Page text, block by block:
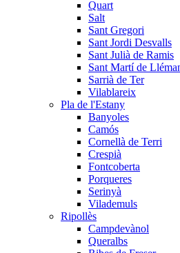
Quart
Salt
Sant Gregori
Sant Jordi Desvalls
Sant Julià de Ramis
Sant Martí de
Sarrià de Ter
Vilablareix
Pla de l'Estany
Banyoles
Camós
Cornellà de Terri
Crespià
Fontcoberta
Porqueres
Serinyà
Vilademuls
Ripollès
Campdevànol
Queralbs